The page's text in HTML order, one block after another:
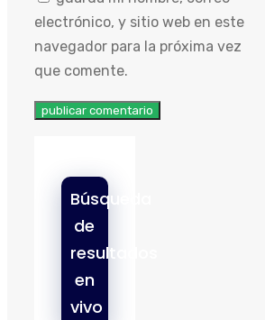
electrónico, y sitio web en este
navegador para la próxima vez
que comente.
Búsqueda
de
resultados
en
vivo